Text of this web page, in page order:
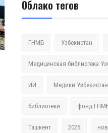
Облако тегов
ГНМБ Узбекистан
Медицинская библиотека
ИИ Медики
библиотеки фонд
Ташкент 2025